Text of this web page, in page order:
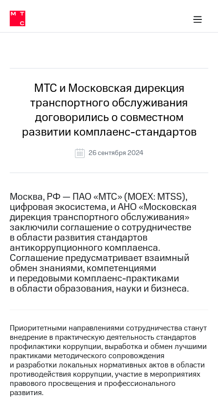
Медиа-центр
и акционерам
Устойчивое развитие
Комплаенс и деловая этика
компании
Карьера
История
компании
Руководство
региона
информация
Медиа-центр
Пресс-
релизы
МТС
о технологиях
Достижения
Интервью
Контакты
Новости
в
регионе
и акционерам
Корпоративное
в МТС
Пресс-
релизы
МТС
о технологиях
МТС и Московская дирекция
транспортного обслуживания
договорились о совместном
развитии комплаенс-стандартов
26 сентября 2024
Москва, РФ — ПАО «МТС» (MOEX: MTSS),
цифровая экосистема, и АНО «Московская
дирекция транспортного обслуживания»
заключили соглашение о сотрудничестве
в области развития стандартов
антикоррупционного комплаенса.
Соглашение предусматривает взаимный
обмен знаниями, компетенциями
и передовыми комплаенс-практиками
в области образования, науки и бизнеса.
Приоритетными направлениями сотрудничества станут
внедрение в практическую деятельность стандартов
профилактики коррупции, выработка и обмен лучшими
практиками методического сопровождения
и разработки локальных нормативных актов в области
противодействия коррупции, участие в мероприятиях
правового просвещения и профессионального
развития.